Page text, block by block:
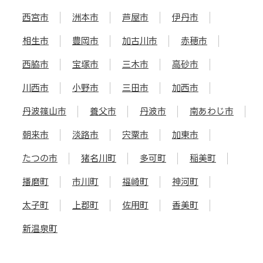
西宮市 洲本市 芦屋市 伊丹市
相生市 豊岡市 加古川市 赤穂市
西脇市 宝塚市 三木市 高砂市
川西市 小野市 三田市 加西市
丹波篠山市 養父市 丹波市 南あわじ市
朝来市 淡路市 宍粟市 加東市
たつの市 猪名川町 多可町 稲美町
播磨町 市川町 福崎町 神河町
太子町 上郡町 佐用町 香美町
新温泉町